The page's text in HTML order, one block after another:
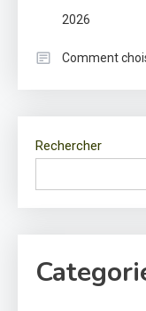
2026
Comment
Rechercher